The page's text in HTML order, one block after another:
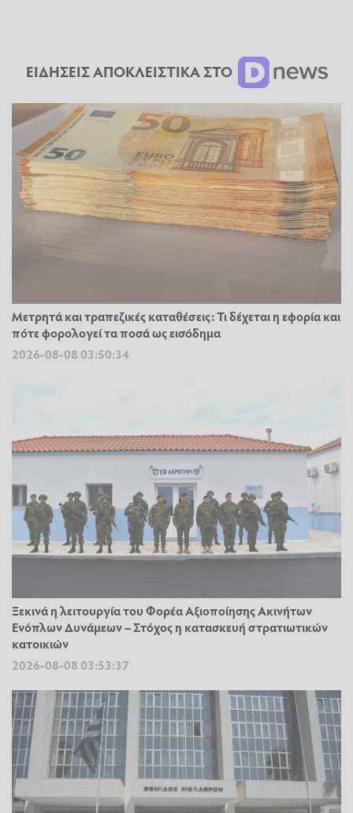
ΕΙΔΗΣΕΙΣ ΑΠΟΚΛΕΙΣΤΙΚΑ ΣΤΟ
Μετρητά και τραπεζικές καταθέσεις: Τι δέχεται η εφορία και
πότε φορολογεί τα ποσά ως εισόδημα
2026-08-08 03:50:34
Ξεκινά η λειτουργία του Φορέα Αξιοποίησης Ακινήτων
Ενόπλων Δυνάμεων – Στόχος η κατασκευή στρατιωτικών
κατοικιών
2026-08-08 03:53:37